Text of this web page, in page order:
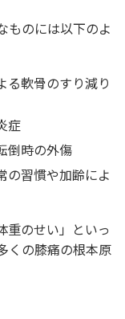
ものには以下のよ
る軟骨のすり減り
症
倒時の外傷
の習慣や加齢によ
重のせい」といっ
くの膝痛の根本原